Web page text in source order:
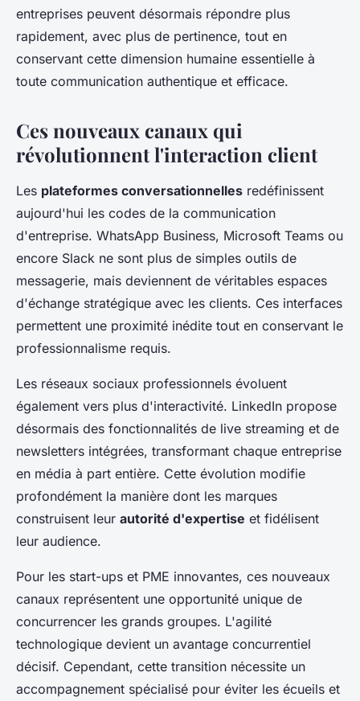
entreprises peuvent désormais répondre plus
rapidement, avec plus de pertinence, tout en
conservant cette dimension humaine essentielle à
toute communication authentique et efficace.
Ces nouveaux canaux qui
révolutionnent l'interaction client
Les plateformes conversationnelles redéfinissent
aujourd'hui les codes de la communication
d'entreprise. WhatsApp Business, Microsoft Teams ou
encore Slack ne sont plus de simples outils de
messagerie, mais deviennent de véritables espaces
d'échange stratégique avec les clients. Ces interfaces
permettent une proximité inédite tout en conservant le
professionnalisme requis.
Les réseaux sociaux professionnels évoluent
également vers plus d'interactivité. LinkedIn propose
désormais des fonctionnalités de live streaming et de
newsletters intégrées, transformant chaque entreprise
en média à part entière. Cette évolution modifie
profondément la manière dont les marques
construisent leur autorité d'expertise et fidélisent
leur audience.
Pour les start-ups et PME innovantes, ces nouveaux
canaux représentent une opportunité unique de
concurrencer les grands groupes. L'agilité
technologique devient un avantage concurrentiel
décisif. Cependant, cette transition nécessite un
accompagnement spécialisé pour éviter les écueils et